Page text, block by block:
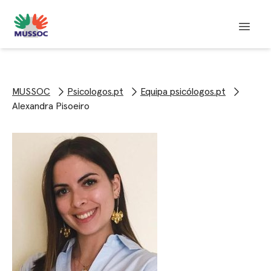
MUSSOC Psicologos.pt
Equipa psicólogos.pt
Alexandra Pisoeiro